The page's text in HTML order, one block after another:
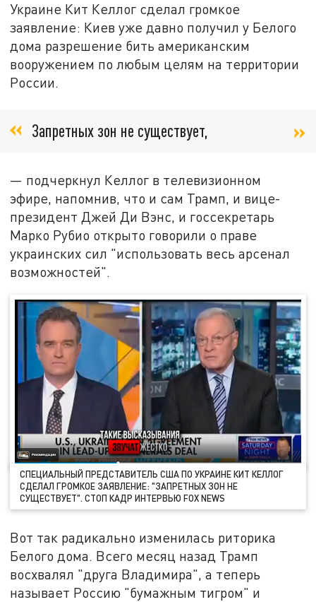
Украине Кит Келлог сделал громкое
заявление: Киев уже давно получил у Белого
дома разрешение бить американским
вооружением по любым целям на территории
России.
Запретных зон не существует,
— подчеркнул Келлог в телевизионном
эфире, напомнив, что и сам Трамп, и вице-
президент Джей Ди Вэнс, и госсекретарь
Марко Рубио открыто говорили о праве
украинских сил "использовать весь арсенал
возможностей".
СПЕЦИАЛЬНЫЙ ПРЕДСТАВИТЕЛЬ США ПО УКРАИНЕ КИТ КЕЛЛОГ
СДЕЛАЛ ГРОМКОЕ ЗАЯВЛЕНИЕ: "ЗАПРЕТНЫХ ЗОН НЕ
СУЩЕСТВУЕТ". СТОП КАДР ИНТЕРВЬЮ FOX NEWS
Вот так радикально изменилась риторика
Белого дома. Всего месяц назад Трамп
восхвалял "друга Владимира", а теперь
называет Россию "бумажным тигром" и